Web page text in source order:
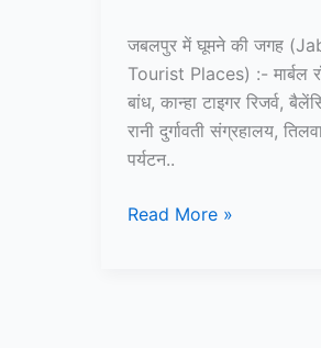
जबलपुर में घूमने की जगह
Tourist Places) :- मार्बल
बांध, कान्हा टाइगर रिजर्व,
रानी दुर्गावती संग्रहालय,
पर्यटन..
10+
Read More »